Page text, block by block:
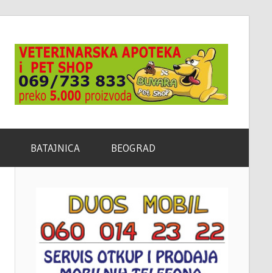
BATAJNICA BEOGRAD